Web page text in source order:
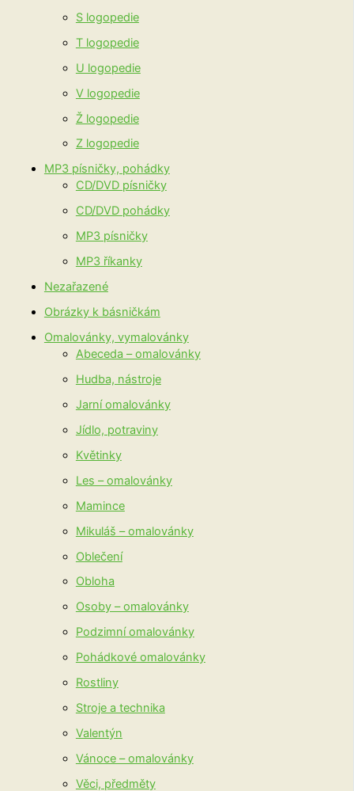
S logopedie
T logopedie
U logopedie
V logopedie
Ž logopedie
Z logopedie
MP3 písničky, pohádky
CD/DVD písničky
CD/DVD pohádky
MP3 písničky
MP3 říkanky
Nezařazené
Obrázky k básničkám
Omalovánky, vymalovánky
Abeceda – omalovánky
Hudba, nástroje
Jarní omalovánky
Jídlo, potraviny
Květinky
Les – omalovánky
Mamince
Mikuláš – omalovánky
Oblečení
Obloha
Osoby – omalovánky
Podzimní omalovánky
Pohádkové omalovánky
Rostliny
Stroje a technika
Valentýn
Vánoce – omalovánky
Věci, předměty